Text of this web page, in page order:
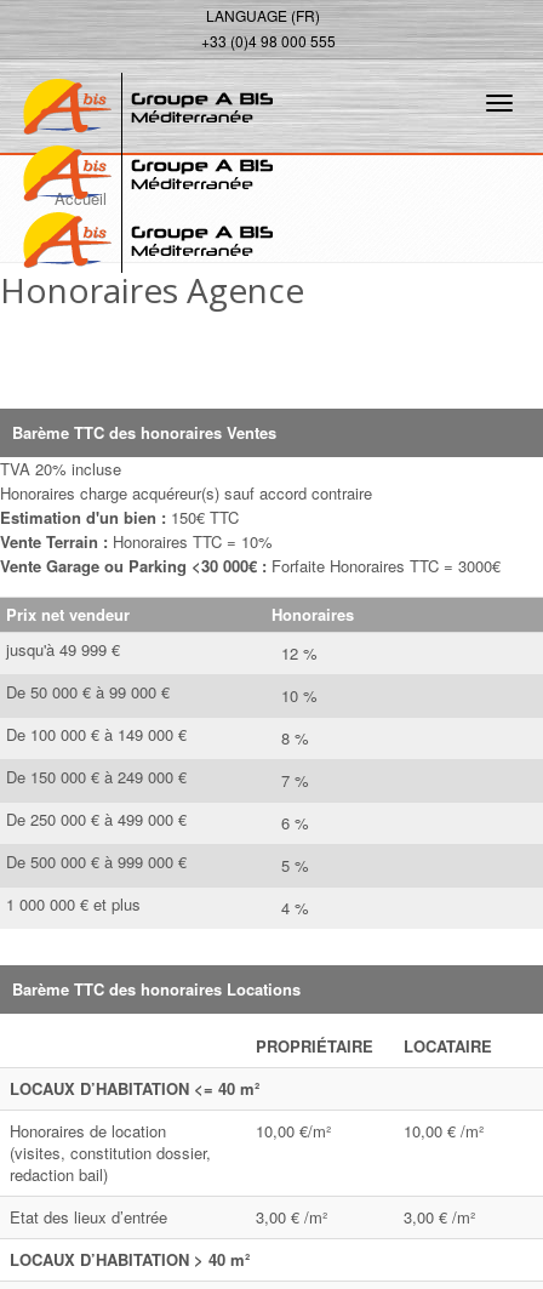
LANGUAGE (FR)
+33 (0)4 98 000 555
Accueil
Honoraires Agence
Barème TTC des honoraires Ventes
TVA 20% incluse
Honoraires charge acquéreur(s) sauf accord contraire
Estimation d'un bien : 150€ TTC
Vente Terrain : Honoraires TTC = 10%
Vente Garage ou Parking <30 000€ : Forfaite Honoraires TTC = 3000€
Prix net vendeur
Honoraires
jusqu'à 49 999 €
12 %
De 50 000 € à 99 000 €
10 %
De 100 000 € à 149 000 €
8 %
De 150 000 € à 249 000 €
7 %
De 250 000 € à 499 000 €
6 %
De 500 000 € à 999 000 €
5 %
1 000 000 € et plus
4 %
Barème TTC des honoraires Locations
PROPRIÉTAIRE
LOCATAIRE
LOCAUX D’HABITATION <= 40 m²
Honoraires de location
(visites, constitution dossier,
redaction bail)
10,00 €/m² 10,00 € /m²
Etat des lieux d’entrée 3,00 € /m²
3,00 € /m²
LOCAUX D’HABITATION > 40 m²